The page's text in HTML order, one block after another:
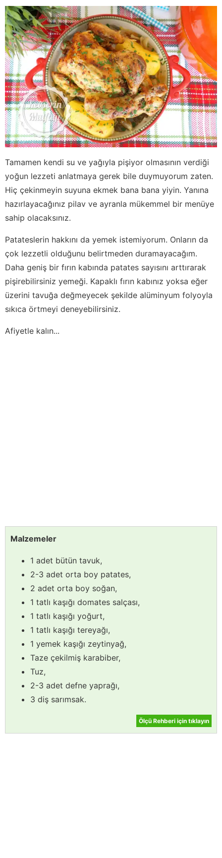
Tamamen kendi su ve yağıyla pişiyor olmasının verdiği
yoğun lezzeti anlatmaya gerek bile duymuyorum zaten.
Hiç çekinmeyin suyuna ekmek bana bana yiyin. Yanına
hazırlayacağınız pilav ve ayranla mükemmel bir menüye
sahip olacaksınız.
Patateslerin hakkını da yemek istemiyorum. Onların da
çok lezzetli olduğunu belirtmeden duramayacağım.
Daha geniş bir fırın kabında patates sayısını arttırarak
pişirebilirsiniz yemeği. Kapaklı fırın kabınız yoksa eğer
üzerini tavuğa değmeyecek şekilde alüminyum folyoyla
sıkıca örtmeyi deneyebilirsiniz.
Afiyetle kalın...
Malzemeler
1 adet bütün tavuk,
2-3 adet orta boy patates,
2 adet orta boy soğan,
1 tatlı kaşığı domates salçası,
1 tatlı kaşığı yoğurt,
1 tatlı kaşığı tereyağı,
1 yemek kaşığı zeytinyağ,
Taze çekilmiş karabiber,
Tuz,
2-3 adet defne yaprağı,
3 diş sarımsak.
Ölçü Rehberi için tıklayın